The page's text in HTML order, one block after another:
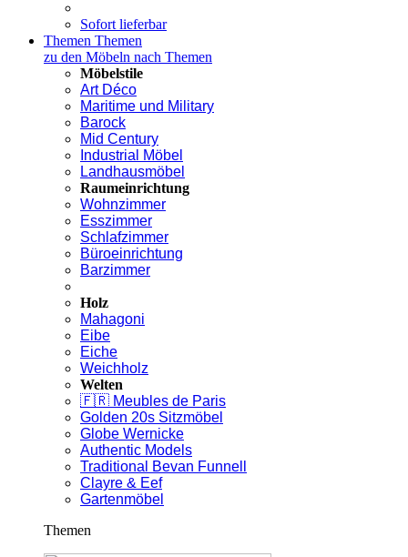
Sofort lieferbar
Themen Themen
zu den Möbeln nach Themen
Möbelstile
Art Déco
Maritime und Military
Barock
Mid Century
Industrial Möbel
Landhausmöbel
Raumeinrichtung
Wohnzimmer
Esszimmer
Schlafzimmer
Büroeinrichtung
Barzimmer
Holz
Mahagoni
Eibe
Eiche
Weichholz
Welten
🇫🇷 Meubles de Paris
Golden 20s Sitzmöbel
Globe Wernicke
Authentic Models
Traditional Bevan Funnell
Clayre & Eef
Gartenmöbel
Themen